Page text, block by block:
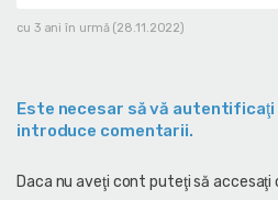
cu 3 ani în urmă (28.11.2022)
Este necesar să vă autentificaţi
introduce comentarii.
Daca nu aveţi cont puteţi să accesaţi